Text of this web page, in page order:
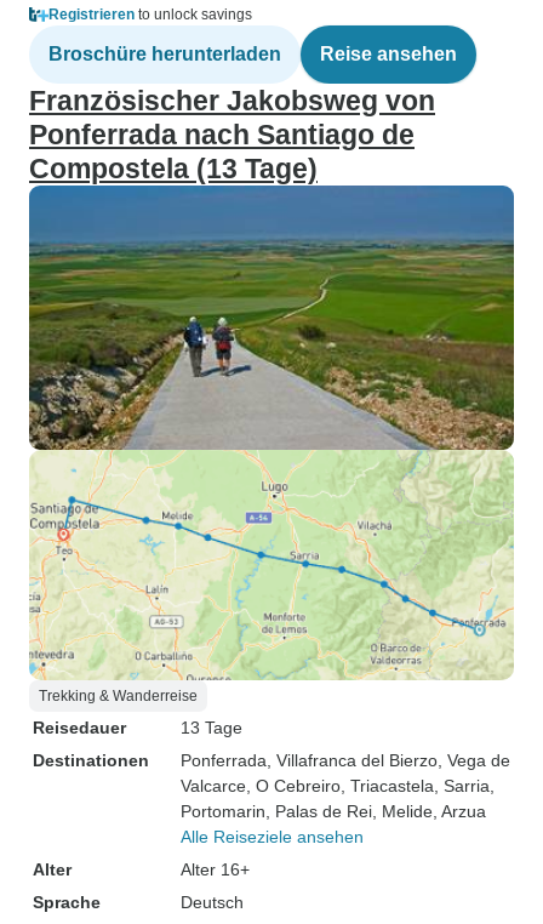
Registrieren to unlock savings
Broschüre herunterladen Reise ansehen
Französischer Jakobsweg von
Ponferrada nach Santiago de
Compostela (13 Tage)
Trekking & Wanderreise
Reisedauer
13 Tage
Destinationen
Ponferrada , Villafranca del Bierzo , Vega de
Valcarce , O Cebreiro , Triacastela , Sarria
Portomarin , Palas de Rei , Melide , Arzua
Alle Reiseziele ansehen
Alter
Alter 16+
Sprache
Deutsch